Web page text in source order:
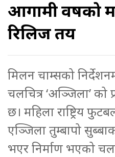
आगामी वर्षको
रिलिज तय
मिलन चाम्सको
चलचित्र ‘अञ्जिला’ को
छ। महिला राष्ट्रिय
एञ्जिला तुम्बापो
भएर निर्माण भएको